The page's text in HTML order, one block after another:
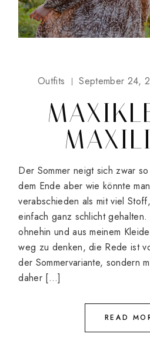
Outfits September 24,
Der Sommer neigt sich zwar
dem Ende aber wie könnte
verabschieden als mit viel
einfach ganz schlicht
ohnehin und aus meinem
weg zu denken, die Rede ist
der Sommervariante, sondern
daher […]
READ